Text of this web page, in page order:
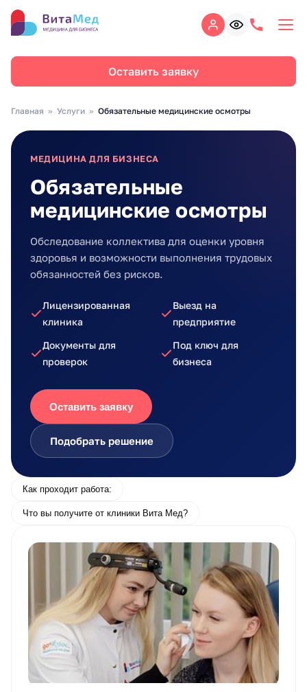
Оставить заявку
Главная Услуги Обязательные медицинские осмотры
МЕДИЦИНА ДЛЯ БИЗНЕСА
Обязательные
медицинские осмотры
Обследование коллектива для оценки уровня
здоровья и возможности выполнения трудовых
обязанностей без рисков.
Лицензированная
клиника
Выезд на
предприятие
Документы для
проверок
Под ключ для
бизнеса
Оставить заявку
Подобрать решение
Как проходит работа:
Что вы получите от клиники Вита Мед?